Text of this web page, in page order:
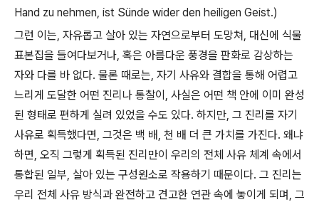
Hand zu nehmen, ist Sünde wider den heiligen Geist.)
그런 이는, 자유롭고 살아 있는 자연으로부터 도망쳐, 대신에 식물
표본집을 들여다보거나, 혹은 아름다운 풍경을 판화로 감상하는
자와 다를 바 없다. 물론 때로는, 자기 사유와 결합을 통해 어렵고
느리게 도달한 어떤 진리나 통찰이 , 사실은 어떤 책 안에 이미 완성
된 형태로 편하게 실려 있었을 수도 있다. 하지만, 그 진리를 자기
사유로 획득했다면, 그것은 백 배, 천 배 더 큰 가치를 가진다. 왜냐
하면, 오직 그렇게 획득된 진리만이 우리의 전체 사유 체계 속에서
통합된 일부, 살아 있는 구성원소로 작용하기 때문이다. 그 진리는
우리 전체 사유 방식과 완전하고 견고한 연관 속에 놓이게 되며, 그